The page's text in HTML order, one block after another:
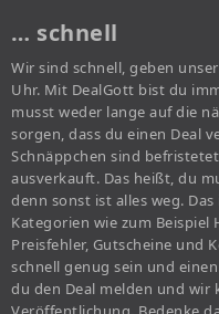
… schnell
Wir sind schnell, geben
Uhr. Mit DealGott bist du
musst weder lange auf die
sorgen, dass du einen Deal
Schnäppchen sind
ausverkauft. Das heißt, du
denn sonst ist alles weg.
Kategorien wie zum Beispiel
Preisfehler, Gutscheine und
schnell genug sein und
du den Deal melden und